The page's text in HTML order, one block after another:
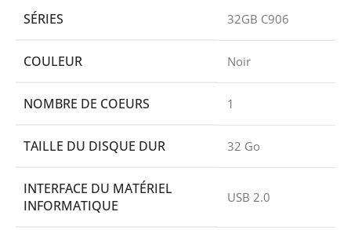
SÉRIES 32GB C906
COULEUR Noir
NOMBRE DE COEURS 1
TAILLE DU DISQUE DUR 32 Go
INTERFACE DU MATÉRIEL
INFORMATIQUE
USB 2.0